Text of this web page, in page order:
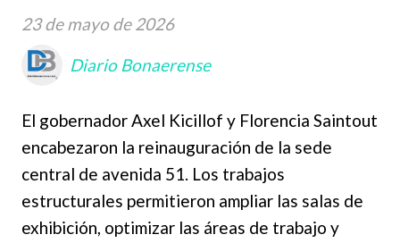
El gobernador Axel Kicillof y Florencia Saintout
encabezaron la reinauguración de la sede
central de avenida 51. Los trabajos
estructurales permitieron ampliar las salas de
exhibición, optimizar las áreas de trabajo y
23 de mayo de 2026
Diario Bonaerense